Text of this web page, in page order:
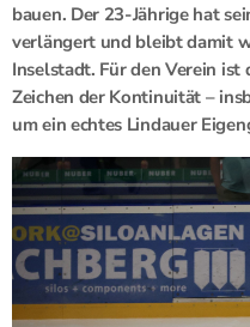
bauen. Der 23-Jährige hat
verlängert und bleibt damit
Inselstadt. Für den Verein
Zeichen der Kontinuität –
um ein echtes Lindauer